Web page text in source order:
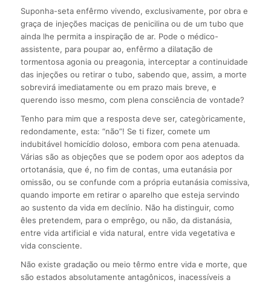
Suponha-seta enfêrmo vivendo, exclusivamente, por obra e
graça de injeções maciças de penicilina ou de um tubo que
ainda lhe permita a inspiração de ar. Pode o médico-
assistente, para poupar ao, enfêrmo a dilatação de
tormentosa agonia ou preagonia, interceptar a continuidade
das injeções ou retirar o tubo, sabendo que, assim, a morte
sobrevirá imediatamente ou em prazo mais breve, e
querendo isso mesmo, com plena consciência de vontade?
Tenho para mim que a resposta deve ser, categòricamente,
redondamente, esta: “não”! Se ti fizer, comete um
indubitável homicídio doloso, embora com pena atenuada.
Várias são as objeções que se podem opor aos adeptos da
ortotanásia, que é, no fim de contas, uma eutanásia por
omissão, ou se confunde com a própria eutanásia comissiva,
quando importe em retirar o aparelho que esteja servindo
ao sustento da vida em declínio. Não ha distinguir, como
êles pretendem, para o emprêgo, ou não, da distanásia,
entre vida artificial e vida natural, entre vida vegetativa e
vida consciente.
Não existe gradação ou meio têrmo entre vida e morte, que
são estados absolutamente antagônicos, inacessíveis a